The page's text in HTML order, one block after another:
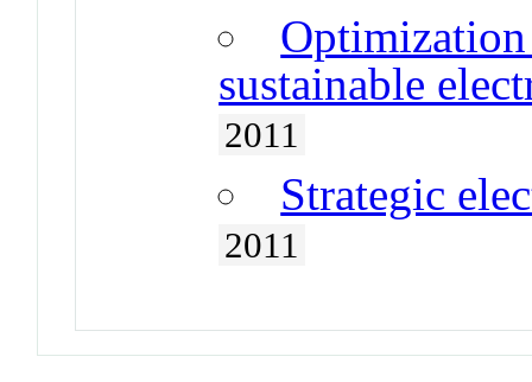
sustainable
2011
Strategic
2011